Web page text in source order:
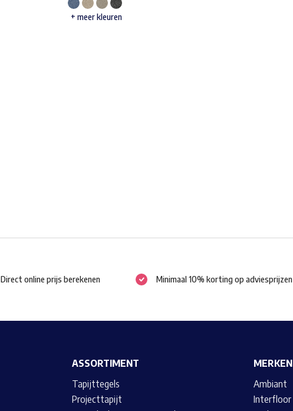
Dit
+ meer kleuren
Direct online prijs berekenen Minimaal 10% korting op adviesprijzen
ASSORTIMENT
Tapijttegels
Projecttapijt
MERKEN
Ambiant
Interfloor